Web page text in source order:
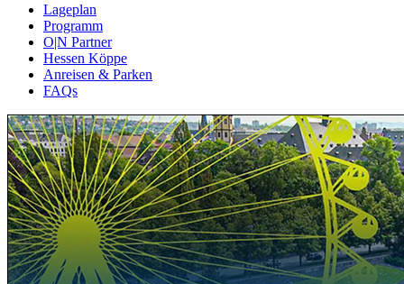
Lageplan
Programm
O|N Partner
Hessen Köppe
Anreisen & Parken
FAQs